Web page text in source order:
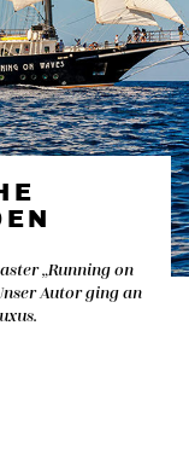
„Running on
Autor ging an